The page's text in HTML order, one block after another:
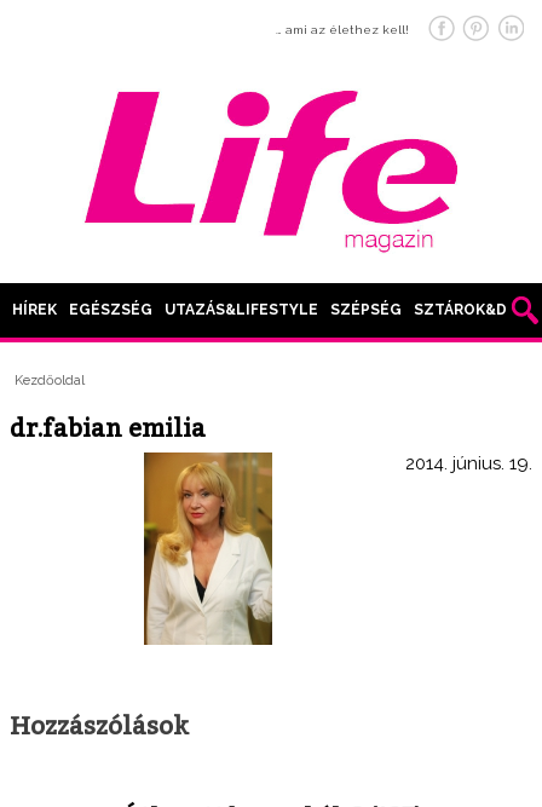
… ami az élethez kell!
HÍREK EGÉSZSÉG UTAZÁS&LIFESTYLE SZÉPSÉG SZTÁROK&DIVAT
Kezdőoldal
dr.fabian emilia
2014. június. 19.
Hozzászólások